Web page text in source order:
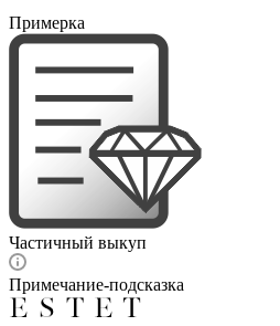
Примерка
Частичный выкуп
Примечание-подсказка